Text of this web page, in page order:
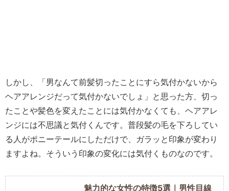
しかし、「男なんて前髪切ったことにすら気付かないから
ヘアアレンジだって気付かないでしょ」と思った方、切っ
たことや髪色を変えたことには気付かなくても、ヘアアレ
ンジには不思議と気付くんです。普段髪の毛を下ろしてい
る人がポニーテールにしただけで、ガラッと印象が変わり
ますよね。そういう 印象の変化には気付くものなのです。
魅力的な女性の特徴5選｜男性目線